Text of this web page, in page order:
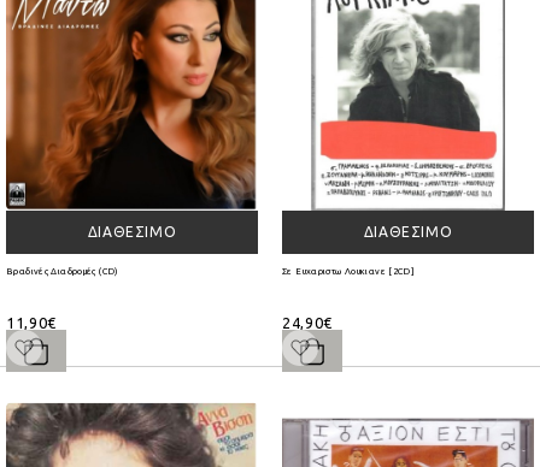
ΔΙΑΘΈΣΙΜΟ
Βραδινές Διαδρομές (CD)
11,90€
ΔΙΑΘΈΣΙΜΟ
Σε Ευχαριστω Λουκιανε [2CD]
24,90€